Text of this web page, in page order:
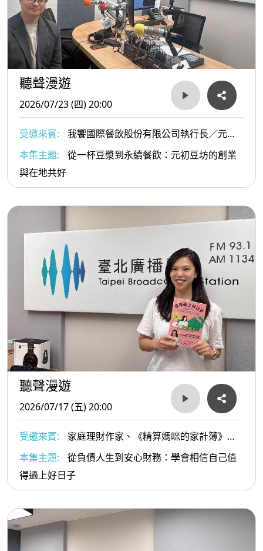
聽聲漫遊
2026/07/23 (四) 20:00
受邀來賓:
我饗國際餐飲股份有限公司執行長／元初
豆坊創辦人 蔡明儒
本集主題:
從一杯豆漿到永續餐飲：元初豆坊的創業
與在地共好
聽聲漫遊
2026/07/17 (五) 20:00
受邀來賓:
家庭理財作家、《精算媽咪的家計簿》
Podcast 主持人 精算媽咪珊迪兔 曾采穎
本集主題:
從負債人生到安心財務：學會相信自己值
得過上好日子